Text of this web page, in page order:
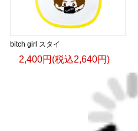
bitch girl スタイ
2,400円(税込2,640円)